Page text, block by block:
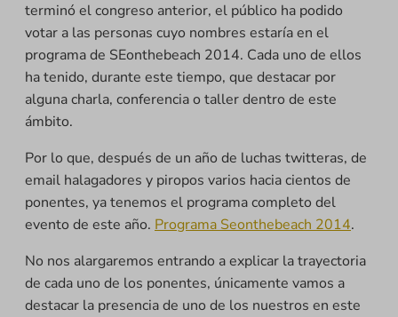
terminó el congreso anterior, el público ha podido
votar a las personas cuyo nombres estaría en el
programa de SEonthebeach 2014. Cada uno de ellos
ha tenido, durante este tiempo, que destacar por
alguna charla, conferencia o taller dentro de este
ámbito.
Por lo que, después de un año de luchas twitteras, de
email halagadores y piropos varios hacia cientos de
ponentes, ya tenemos el programa completo del
evento de este año. Programa Seonthebeach 2014.
No nos alargaremos entrando a explicar la trayectoria
de cada uno de los ponentes, únicamente vamos a
destacar la presencia de uno de los nuestros en este